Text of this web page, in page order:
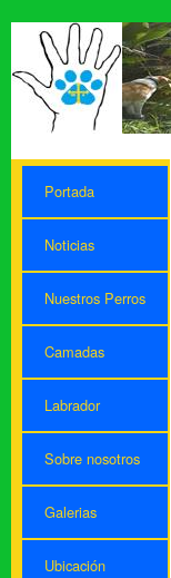
Portada
Noticias
Nuestros Perros
Camadas
Labrador
Sobre nosotros
Galerias
Ubicación